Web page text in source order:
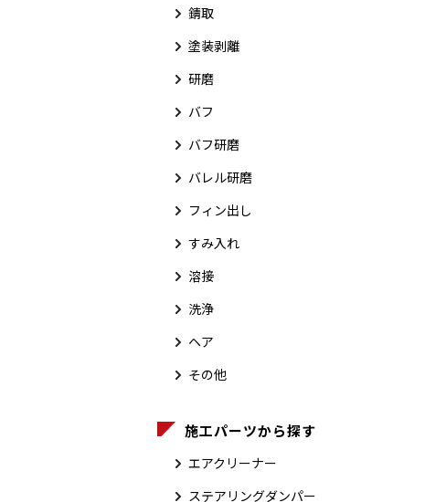
錆取
塗装剥離
研磨
バフ
バフ研磨
バレル研磨
フィン出し
すみ入れ
溶接
洗浄
ヘア
その他
施工パーツから探す
エアクリーナー
ステアリングダンパー